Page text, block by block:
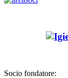
Socio fondatore: